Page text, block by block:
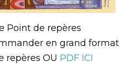
Point de repères
en grand format
repères OU PDF ICI